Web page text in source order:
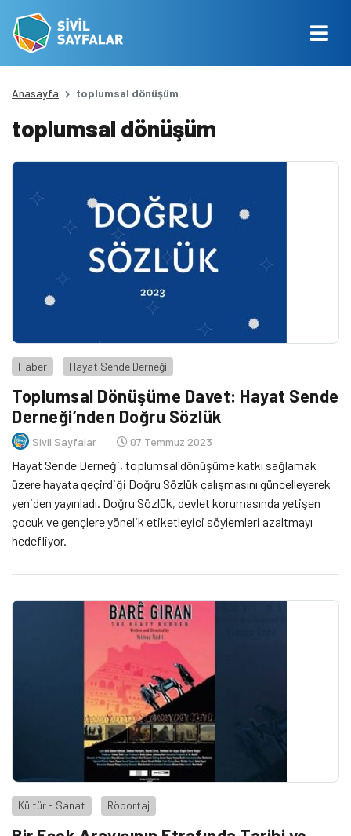
Anasayfa toplumsal dönüşüm
toplumsal dönüşüm
Haber Hayat Sende Derneği
Toplumsal Dönüşüme Davet: Hayat Sende
Derneği’nden Doğru Sözlük
Sivil Sayfalar 07 Temmuz 2023
Hayat Sende Derneği, toplumsal dönüşüme katkı sağlamak
üzere hayata geçirdiği Doğru Sözlük çalışmasını güncelleyerek
yeniden yayınladı. Doğru Sözlük, devlet korumasında yetişen
çocuk ve gençlere yönelik etiketleyici söylemleri azaltmayı
hedefliyor.
Kültür - Sanat Röportaj